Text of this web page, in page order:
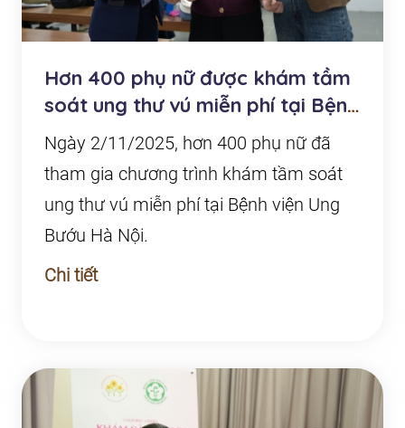
Hơn 400 phụ nữ được khám tầm
soát ung thư vú miễn phí tại Bệnh
viện Ung Bướ...
Ngày 2/11/2025, hơn 400 phụ nữ đã
tham gia chương trình khám tầm soát
ung thư vú miễn phí tại Bệnh viện Ung
Bướu Hà Nội.
Chi tiết